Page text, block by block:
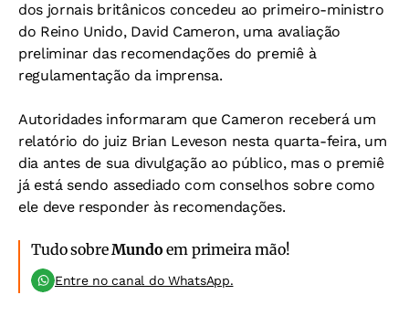
dos jornais britânicos concedeu ao primeiro-ministro
do Reino Unido, David Cameron, uma avaliação
preliminar das recomendações do premiê à
regulamentação da imprensa.
Autoridades informaram que Cameron receberá um
relatório do juiz Brian Leveson nesta quarta-feira, um
dia antes de sua divulgação ao público, mas o premiê
já está sendo assediado com conselhos sobre como
ele deve responder às recomendações.
Tudo sobreMundo em primeira mão!
Entre no canal do WhatsApp.